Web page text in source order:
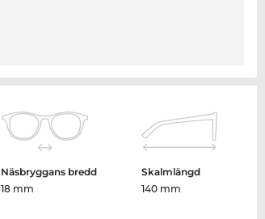
Näsbryggans bredd
18 mm
Skalmlängd
140 mm